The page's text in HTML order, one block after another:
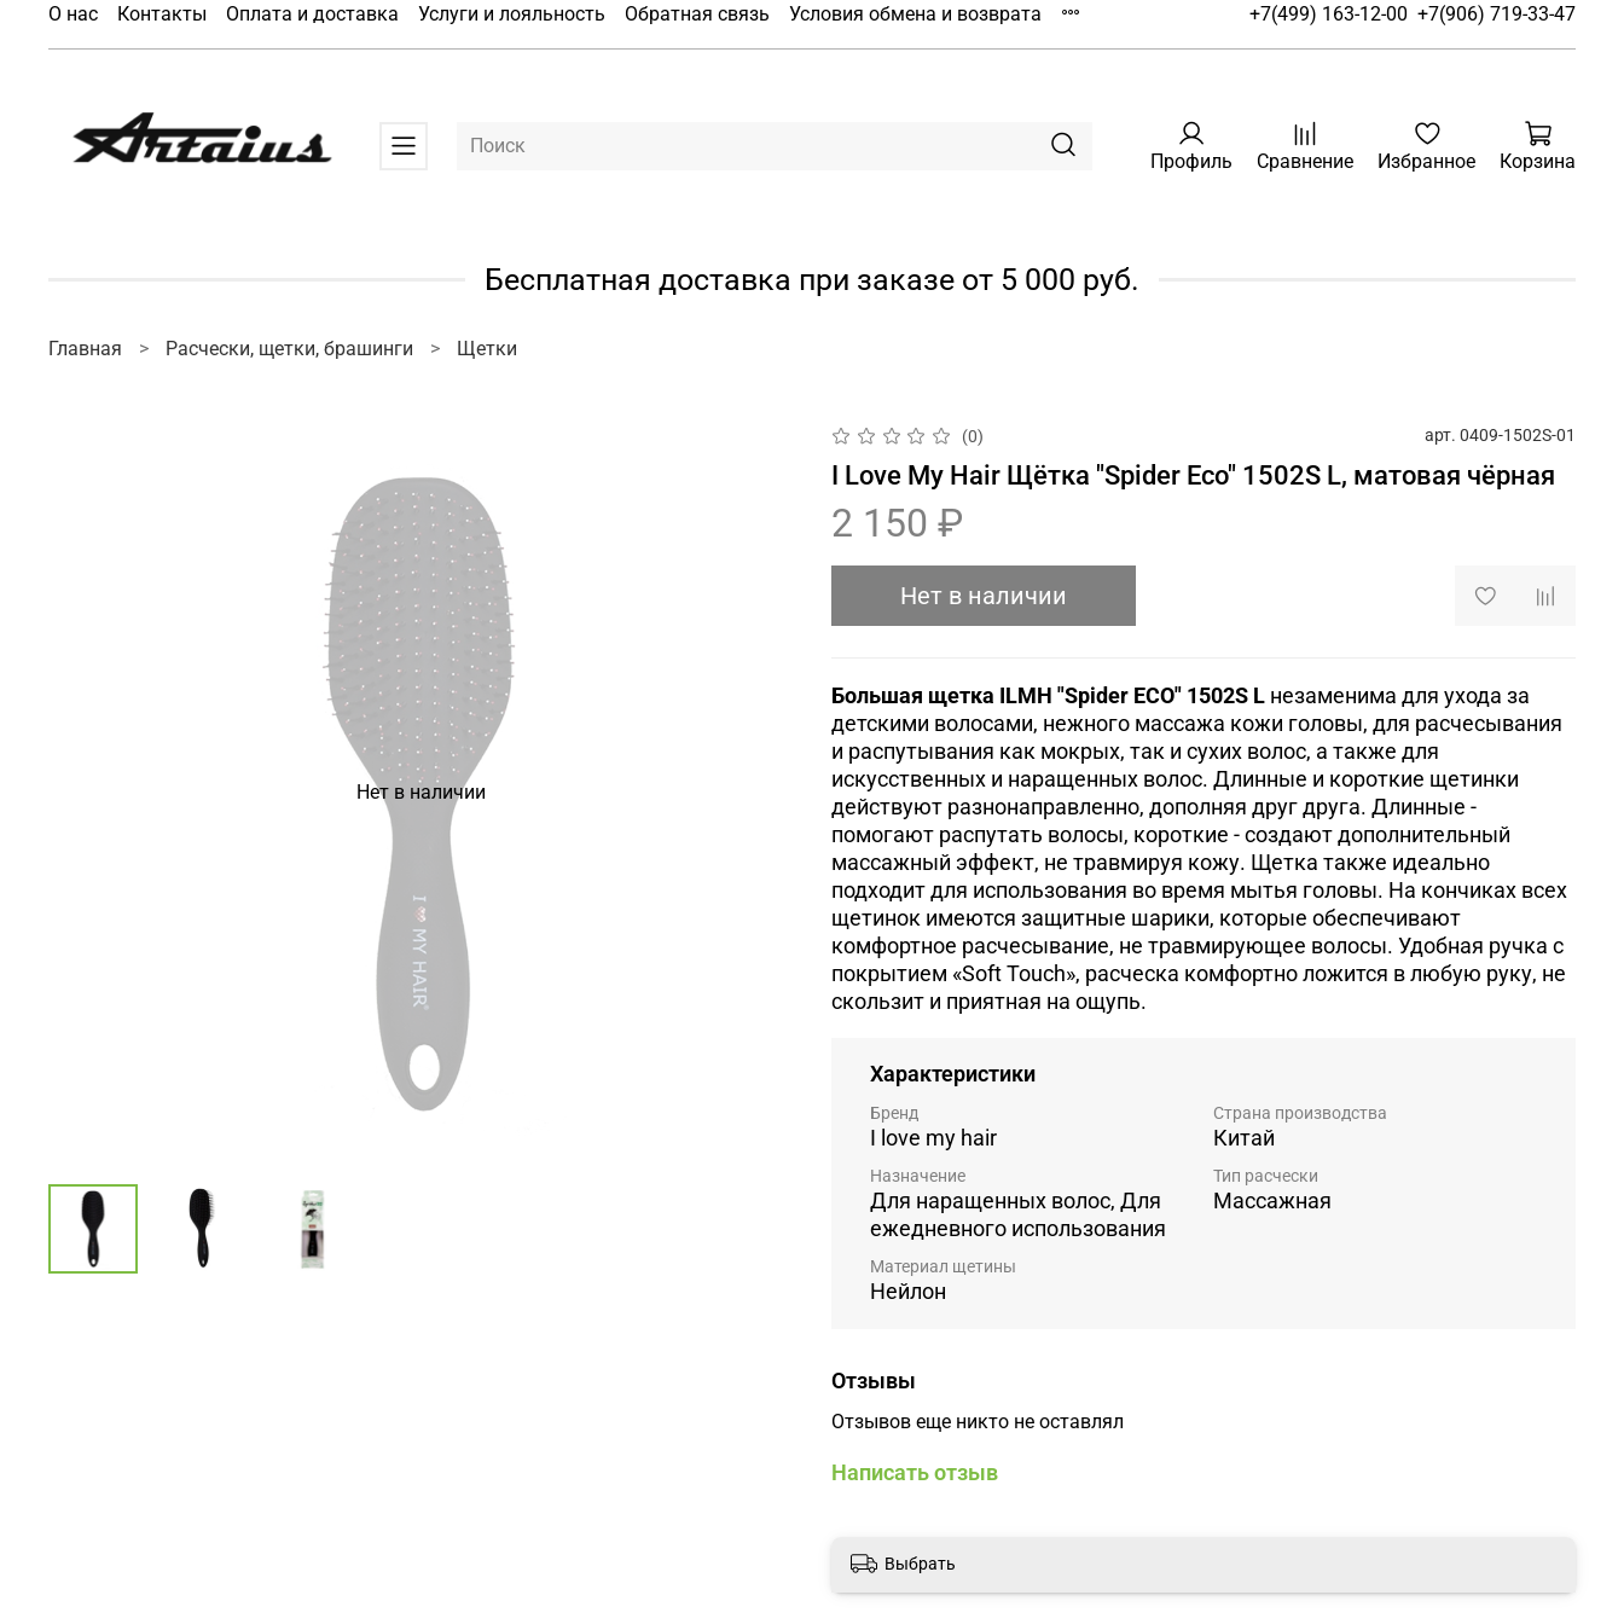
О нас Контакты Оплата и доставка Услуги и лояльность Обратная связь Условия обмена и возврата +7(499) 163-12-00 +7(906) 719-33-47
Профиль Сравнение Избранное Корзина
Бесплатная доставка при заказе от 5 000 руб.
Главная Расчески, щетки, брашинги Щетки
Нет в наличии
(0) арт. 0409-1502S-01
I Love My Hair Щётка "Spider Eco" 1502S L, матовая чёрная
2 150 ₽
Нет в наличии
Большая щетка ILMH "Spider ECO" 1502S L незаменима для ухода за
детскими волосами, нежного массажа кожи головы, для расчесывания
и распутывания как мокрых, так и сухих волос, а также для
искусственных и наращенных волос. Длинные и короткие щетинки
действуют разнонаправленно, дополняя друг друга. Длинные -
помогают распутать волосы, короткие - создают дополнительный
массажный эффект, не травмируя кожу. Щетка также идеально
подходит для использования во время мытья головы. На кончиках всех
щетинок имеются защитные шарики, которые обеспечивают
комфортное расчесывание, не травмирующее волосы. Удобная ручка с
покрытием «Soft Touch», расческа комфортно ложится в любую руку, не
скользит и приятная на ощупь.
Характеристики
Бренд
I love my hair
Страна производства
Китай
Назначение
Для наращенных волос, Для
ежедневного использования
Тип расчески
Массажная
Материал щетины
Нейлон
Отзывы
Отзывов еще никто не оставлял
Написать отзыв
Выбрать